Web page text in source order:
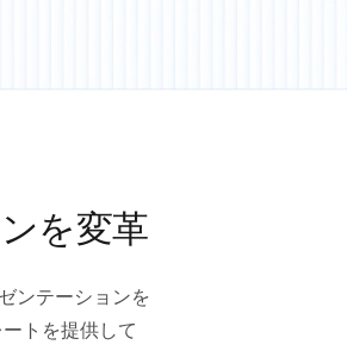
を変革
ンテーションを
トを提供して